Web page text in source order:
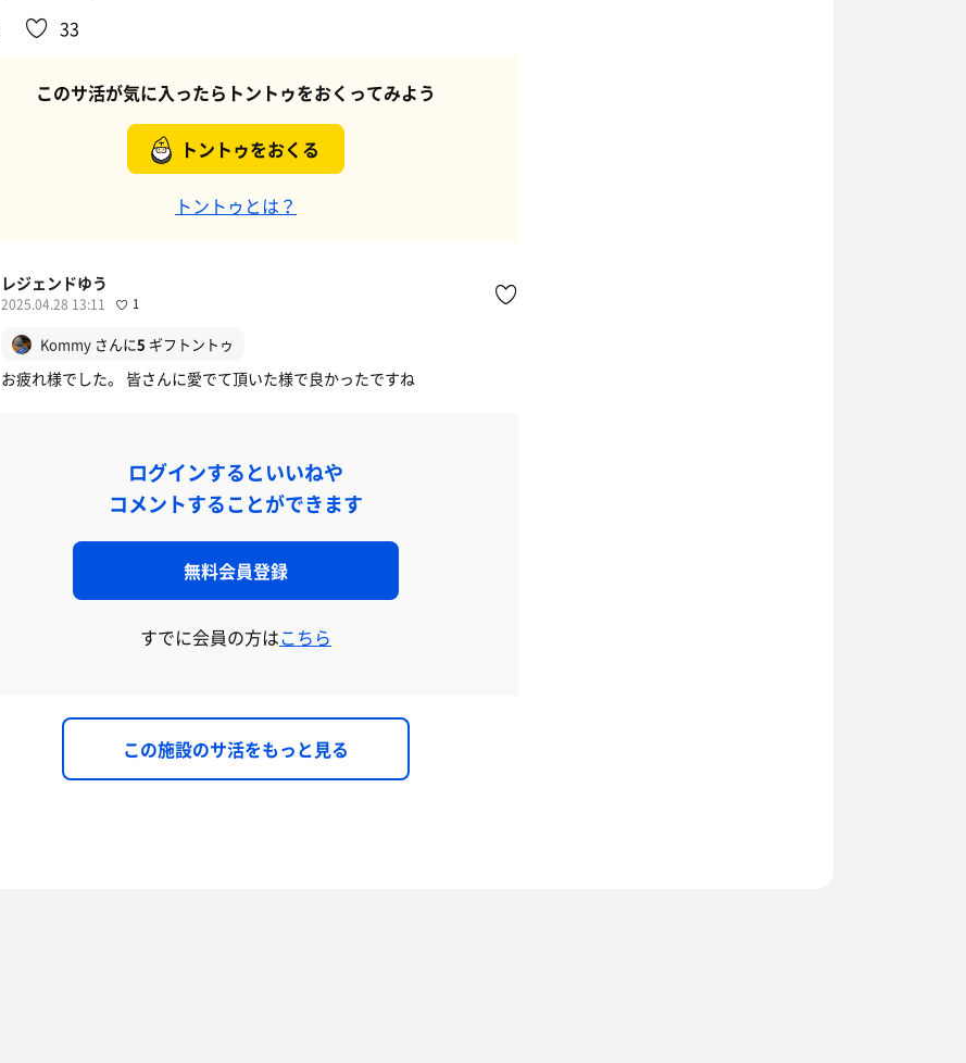
33
このサ活が気に入ったらトントゥをおくってみよう
トントゥをおくる
トントゥとは？
レジェンドゆう
2025.04.28 13:11 1
Kommy さんに5 ギフトントゥ
お疲れ様でした。 皆さんに愛でて頂いた様で良かったですね
ログインするといいねや
コメントすることができます
無料会員登録
すでに会員の方はこちら
この施設のサ活をもっと見る